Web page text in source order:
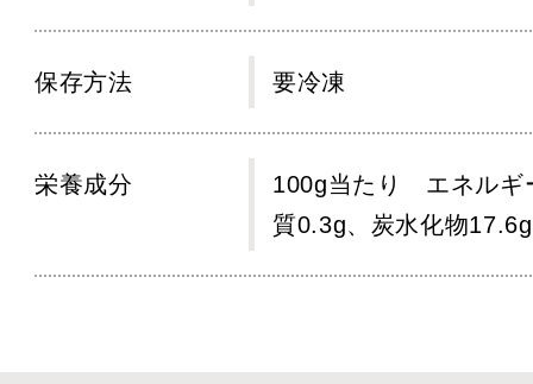
保存方法 要冷凍
栄養成分
100g当たり エネルギ
質0.3g、炭水化物